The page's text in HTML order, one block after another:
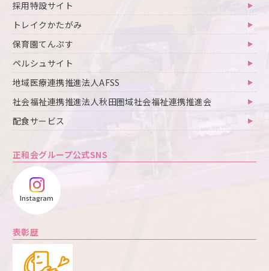
採用特設サイト
トレイクかたがみ
保育園てんぷす
ペルシュサイト
地域医療連携推進法人AFSS
社会福祉連携推進法人秋田圏域社会福祉連携推進会
配食サービス
正和会グループ公式SNS
Instagram
表彰歴